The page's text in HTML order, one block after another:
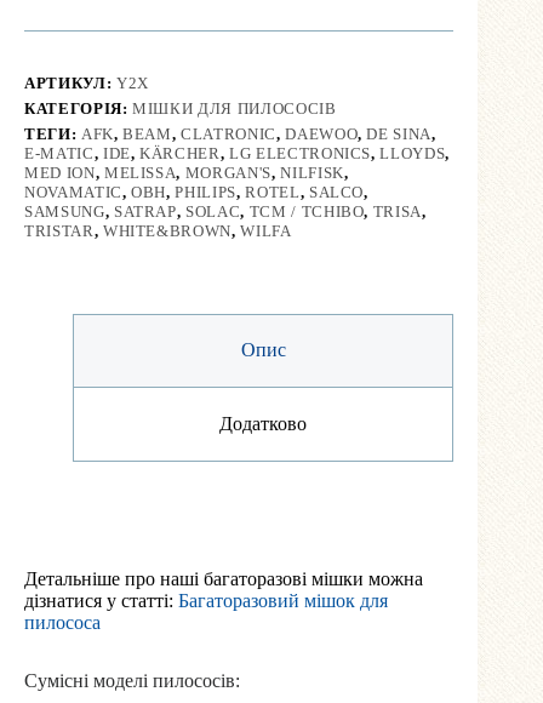
LG,
ін.
(багаторазовий)
кількість
АРТИКУЛ: Y2X
КАТЕГОРІЯ:МІШКИ ДЛЯ ПИЛОСОСІВ
ТЕГИ: AFK,BEAM,CLATRONIC,DAEWOO,DE SINA,
E-MATIC, IDE,KÄRCHER,LG ELECTRONICS,LLOYDS,
MED ION, MELISSA, MORGAN'S,NILFISK,
NOVAMATIC,OBH,PHILIPS,ROTEL, SALCO,
SAMSUNG, SATRAP, SOLAC, TCM / TCHIBO, TRISA,
TRISTAR, WHITE&BROWN,WILFA
Опис
Додатково
Детальніше про наші багаторазові мішки можна
дізнатися у статті: Багаторазовий мішок для
пилососа
Сумісні моделі пилососів: